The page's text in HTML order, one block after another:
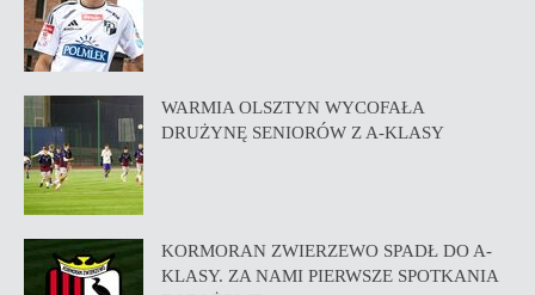
WARMIA OLSZTYN WYCOFAŁA
DRUŻYNĘ SENIORÓW Z A-KLASY
KORMORAN ZWIERZEWO SPADŁ DO A-
KLASY. ZA NAMI PIERWSZE SPOTKANIA